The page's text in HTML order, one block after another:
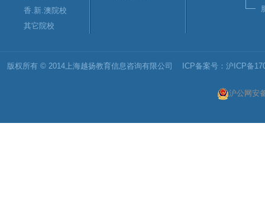
香.新.澳院校
其它院校
版权所有 © 2014上海越扬教育信息咨询有限公司 ICP备案号： 沪ICP备
沪公网安